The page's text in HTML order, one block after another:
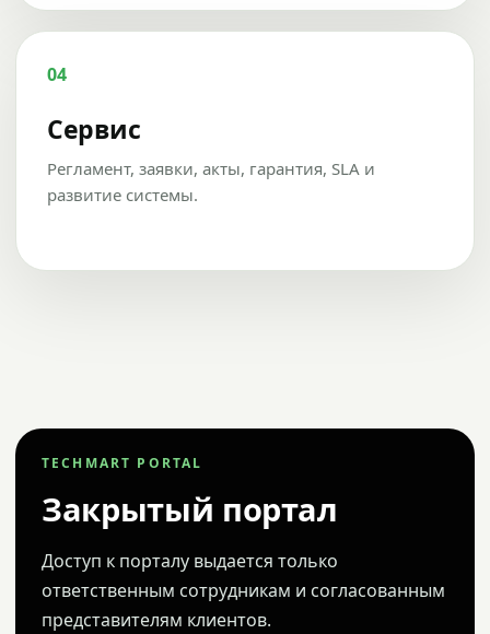
04
Сервис
Регламент, заявки, акты, гарантия, SLA и
развитие системы.
TECHMART PORTAL
Закрытый портал
Доступ к порталу выдается только
ответственным сотрудникам и согласованным
представителям клиентов.